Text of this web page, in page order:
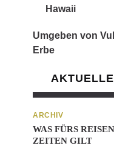
Hawaii
Umgeben von
Erbe
ARCHIV
WAS FÜRS
ZEITEN GILT